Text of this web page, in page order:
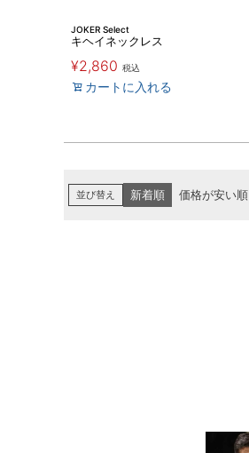
JOKER Select
キヘイネックレス
¥2,860 税込
カートに入れる
並び替え 新着順 価格が安い順